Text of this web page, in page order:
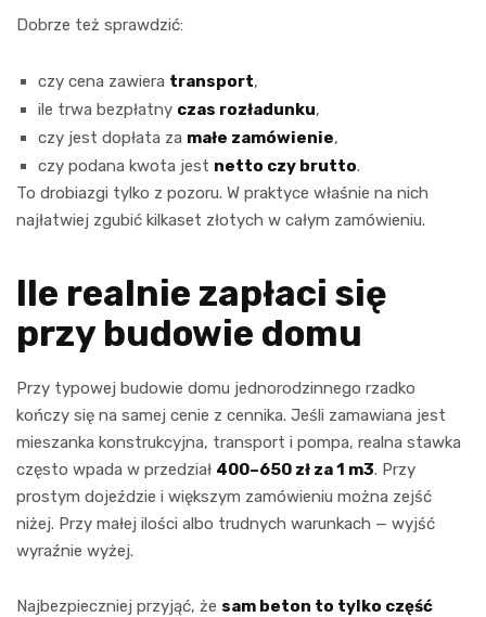
Dobrze też sprawdzić:
czy cena zawiera transport,
ile trwa bezpłatny czas rozładunku,
czy jest dopłata za małe zamówienie,
czy podana kwota jest netto czy brutto.
To drobiazgi tylko z pozoru. W praktyce właśnie na nich
najłatwiej zgubić kilkaset złotych w całym zamówieniu.
Ile realnie zapłaci się
przy budowie domu
Przy typowej budowie domu jednorodzinnego rzadko
kończy się na samej cenie z cennika. Jeśli zamawiana jest
mieszanka konstrukcyjna, transport i pompa, realna stawka
często wpada w przedział 400–650 zł za 1 m3. Przy
prostym dojeździe i większym zamówieniu można zejść
niżej. Przy małej ilości albo trudnych warunkach — wyjść
wyraźnie wyżej.
Najbezpieczniej przyjąć, że sam beton to tylko część